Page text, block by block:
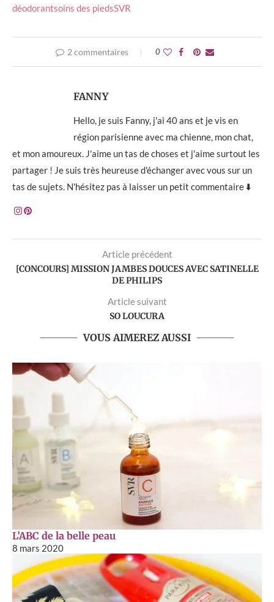
déodorantsoins des piedsSVR
2 commentaires 0
FANNY
Hello, je suis Fanny, j'ai 40 ans et je vis en
région parisienne avec ma chienne, mon chat,
et mon amoureux. J'aime un tas de choses et j'aime surtout les
partager ! Je suis très heureuse d'échanger avec vous sur un
tas de sujets. N'hésitez pas à laisser un petit commentaire ⬇️
Article précédent
[CONCOURS] MISSION JAMBES DOUCES AVEC SATINELLE
DE PHILIPS
Article suivant
SO LOUCURA
VOUS AIMEREZ AUSSI
L’ABC de la belle peau
8 mars 2020